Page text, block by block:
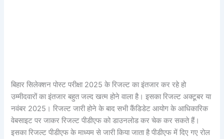
बिहार सिलेक्शन पोस्ट परीक्षा 2025 के रिजल्ट का इंतजार कर रहे हो
उम्मीदवारों का इंतजार बहुत जल्द खत्म होने वाला है। इसका रिजल्ट अक्टूबर या
नवंबर 2025। रिजल्ट जारी होने के बाद सभी कैंडिडेट आयोग के आधिकारिक
वेबसाइट पर जाकर रिजल्ट पीडीएफ को डाउनलोड कर चेक कर सकते हैं।
इसका रिजल्ट पीडीएफ के माध्यम से जारी किया जाता है पीडीएफ में दिए गए रोल